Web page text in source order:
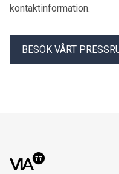
kontaktinformation.
BESÖK VÅRT